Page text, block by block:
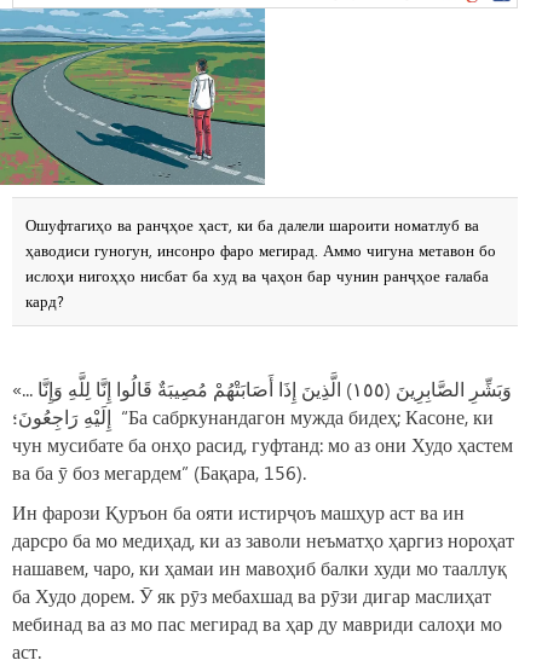
Ошуфтагиҳо ва ранҷҳое ҳаст, ки ба далели шароити номатлуб ва
ҳаводиси гуногун, инсонро фаро мегирад. Аммо чигуна метавон бо
ислоҳи нигоҳҳо нисбат ба худ ва ҷаҳон бар чунин ранҷҳое ғалаба
кард?
«... وَبَشِّرِ الصَّابِرِينَ (١٥٥) الَّذِينَ إِذَا أَصَابَتْهُمْ مُصِيبَةٌ قَالُوا إِنَّا لِلَّهِ وَإِنَّا
إِلَيْهِ رَاجِعُونَ؛ “Ба сабркунандагон мужда бидеҳ; Касоне, ки
чун мусибате ба онҳо расид, гуфтанд: мо аз они Худо ҳастем
ва ба ӯ боз мегардем” (Бақара, 156).
Ин фарози Қуръон ба ояти истирҷоъ машҳур аст ва ин
дарсро ба мо медиҳад, ки аз заволи неъматҳо ҳаргиз нороҳат
нашавем, чаро, ки ҳамаи ин мавоҳиб балки худи мо тааллуқ
ба Худо дорем. Ӯ як рӯз мебахшад ва рӯзи дигар маслиҳат
мебинад ва аз мо пас мегирад ва ҳар ду мавриди салоҳи мо
аст.